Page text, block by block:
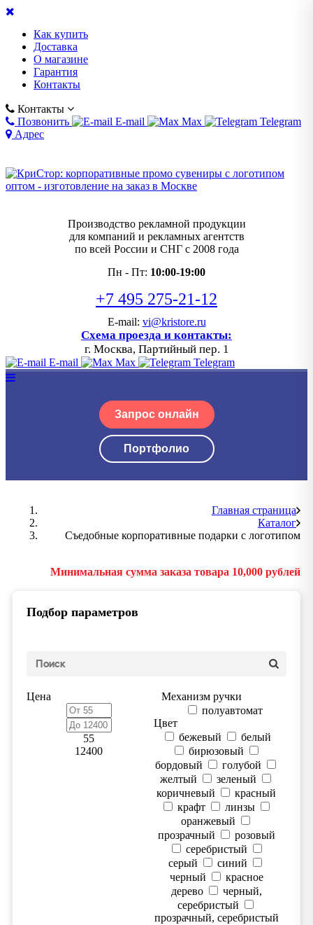
Как купить
Доставка
О магазине
Гарантия
Контакты
Контакты
Позвонить
E-mail Max
Telegram
Адрес
Производство рекламной продукции
для компаний и рекламных агентств
по всей России и СНГ с 2008 года
Пн - Пт: 10:00-19:00
+7 495 275-21-12
E-mail: vi@kristore.ru
Схема проезда и контакты:
г. Москва, Партийный пер. 1
E-mail Max Telegram
Запрос онлайн
Портфолио
Главная страница
Каталог
Съедобные корпоративные подарки с логотипом
Минимальная сумма заказа товара 10,000 рублей
Подбор параметров
Цена
55
12400
Механизм ручки
полуавтомат
Цвет
бежевый
белый
бирюзовый
бордовый
голубой
желтый
зеленый
коричневый
красный
крафт
линзы
оранжевый
прозрачный
розовый
серебристый
серый
синий
черный
красное
дерево
черный,
серебристый
прозрачный, серебристый